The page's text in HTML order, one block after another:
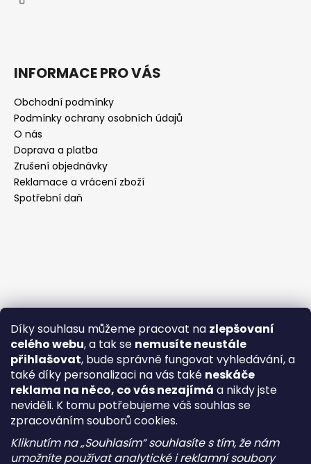
Díky souhlasu můžeme pracovat na zlepšovaní
celého webu, a tak se nemusíte neustále
přihlašovat, bude správně fungovat vyhledávání, a
také díky personalizaci na vás také neskáče
reklama na něco, co vás nezajímá a nikdy jste
neviděli. K tomu potřebujeme váš souhlas se
zpracováním souborů cookies.
Kliknutím na „Souhlasím“ souhlasíte s tím, že nám
umožníte používat analytické i reklamní soubory
INFORMACE PRO VÁS
Obchodní podmínky
Podmínky ochrany osobních údajů
O nás
Doprava a platba
Zrušení objednávky
Reklamace a vrácení zboží
Spotřební daň